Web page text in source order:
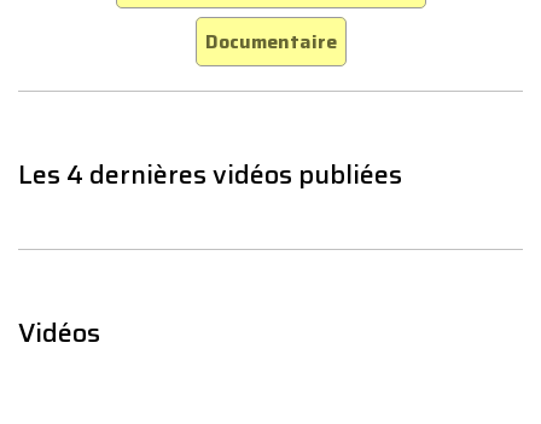
Documentaire
Les 4 dernières vidéos publiées
Vidéos